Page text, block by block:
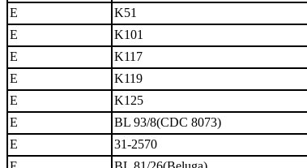
E
K51
E
K101
E
K117
E
K119
E
K125
E
BL 93/8(CDC 8073)
E
31-2570